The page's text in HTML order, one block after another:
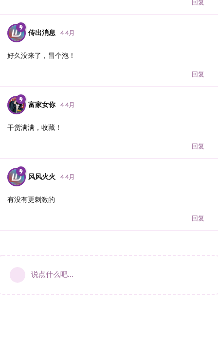
回复
传出消息 4 4月
好久没来了，冒个泡！
回复
富家女你 4 4月
干货满满，收藏！
回复
风风火火 4 4月
有没有更刺激的
回复
说点什么吧...